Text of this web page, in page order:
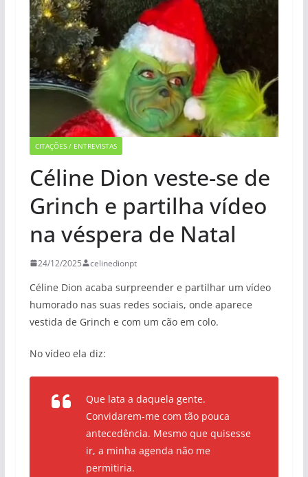
CITAÇÕES / ENTREVISTAS
Céline Dion veste-se de
Grinch e partilha vídeo
na véspera de Natal
24/12/2025 celinedionpt
Céline Dion acaba surpreender e partilhar um vídeo
humorado nas suas redes sociais, onde aparece
vestida de Grinch e com um cão em colo.
No vídeo ela diz:
Que lata a daquela gente.
Convidarem-me com tão pouca
antecedência. Mesmo que quisesse
ir, a minha agenda não me
permitiria.